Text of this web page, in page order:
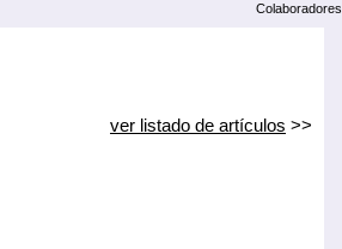
Colaboradores
ver listado de artículos >>